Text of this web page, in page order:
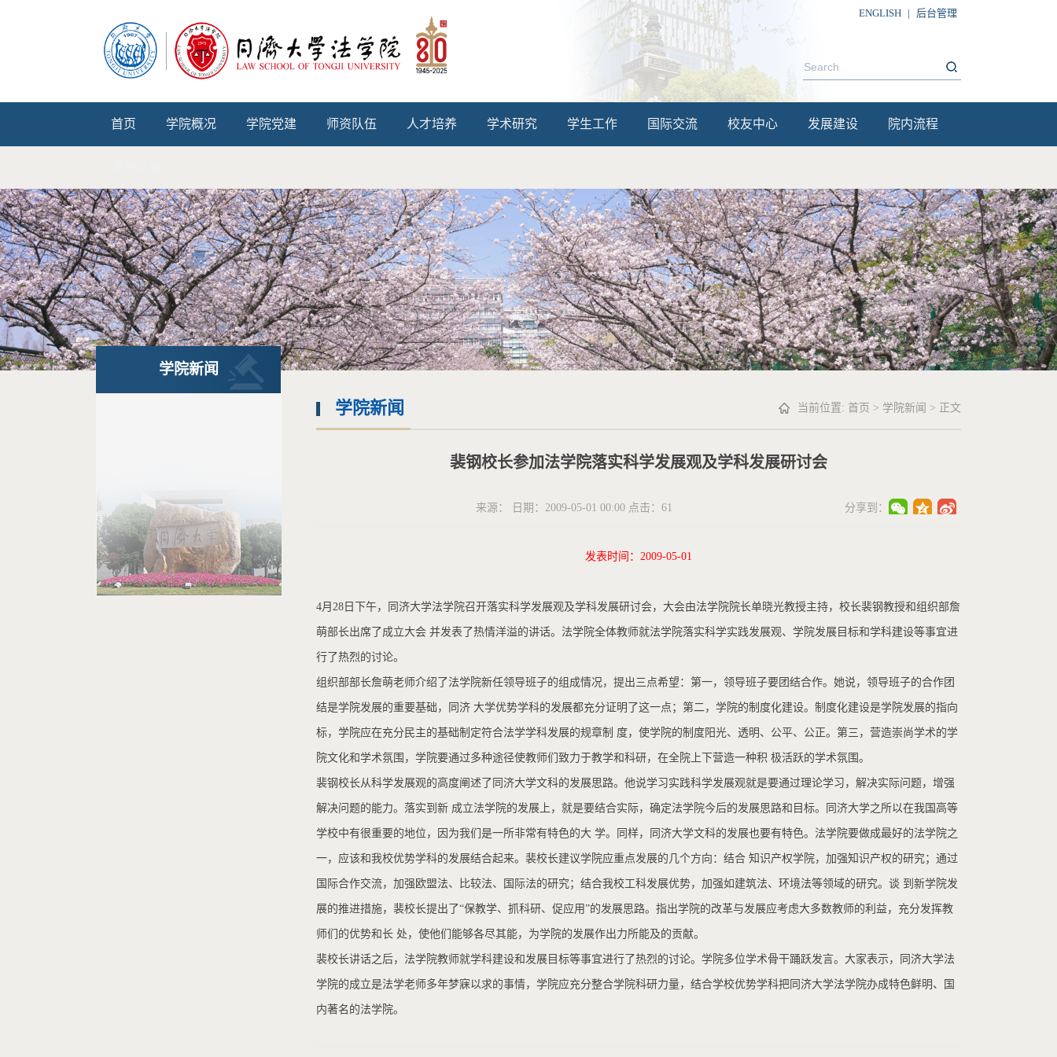
ENGLISH | 后台管理
首页 学院概况 学院党建 师资队伍 人才培养 学术研究 学生工作 国际交流 校友中心 发展建设 院内流程
学院新闻
当前位置: 首页 > 学院新闻 > 正文
学院新闻
裴钢校长参加法学院落实科学发展观及学科发展研讨会
来源： 日期：2009-05-01 00:00 点击： 61 分享到：
发表时间：2009-05-01
4月28日下午，同济大学法学院召开落实科学发展观及学科发展研讨会，大会由法学院院长单晓光教授主持，校长裴钢教授和组织部詹
萌部长出席了成立大会 并发表了热情洋溢的讲话。法学院全体教师就法学院落实科学实践发展观、学院发展目标和学科建设等事宜进
行了热烈的讨论。
组织部部长詹萌老师介绍了法学院新任领导班子的组成情况，提出三点希望：第一，领导班子要团结合作。她说，领导班子的合作团
结是学院发展的重要基础，同济 大学优势学科的发展都充分证明了这一点；第二，学院的制度化建设。制度化建设是学院发展的指向
标，学院应在充分民主的基础制定符合法学学科发展的规章制 度，使学院的制度阳光、透明、公平、公正。第三，营造崇尚学术的学
院文化和学术氛围，学院要通过多种途径使教师们致力于教学和科研，在全院上下营造一种积 极活跃的学术氛围。
裴钢校长从科学发展观的高度阐述了同济大学文科的发展思路。他说学习实践科学发展观就是要通过理论学习，解决实际问题，增强
解决问题的能力。落实到新 成立法学院的发展上，就是要结合实际，确定法学院今后的发展思路和目标。同济大学之所以在我国高等
学校中有很重要的地位，因为我们是一所非常有特色的大 学。同样，同济大学文科的发展也要有特色。法学院要做成最好的法学院之
一，应该和我校优势学科的发展结合起来。裴校长建议学院应重点发展的几个方向：结合 知识产权学院，加强知识产权的研究；通过
国际合作交流，加强欧盟法、比较法、国际法的研究；结合我校工科发展优势，加强如建筑法、环境法等领域的研究。谈 到新学院发
展的推进措施，裴校长提出了“保教学、抓科研、促应用”的发展思路。指出学院的改革与发展应考虑大多数教师的利益，充分发挥教
师们的优势和长 处，使他们能够各尽其能，为学院的发展作出力所能及的贡献。
裴校长讲话之后，法学院教师就学科建设和发展目标等事宜进行了热烈的讨论。学院多位学术骨干踊跃发言。大家表示，同济大学法
学院的成立是法学老师多年梦寐以求的事情，学院应充分整合学院科研力量，结合学校优势学科把同济大学法学院办成特色鲜明、国
内著名的法学院。